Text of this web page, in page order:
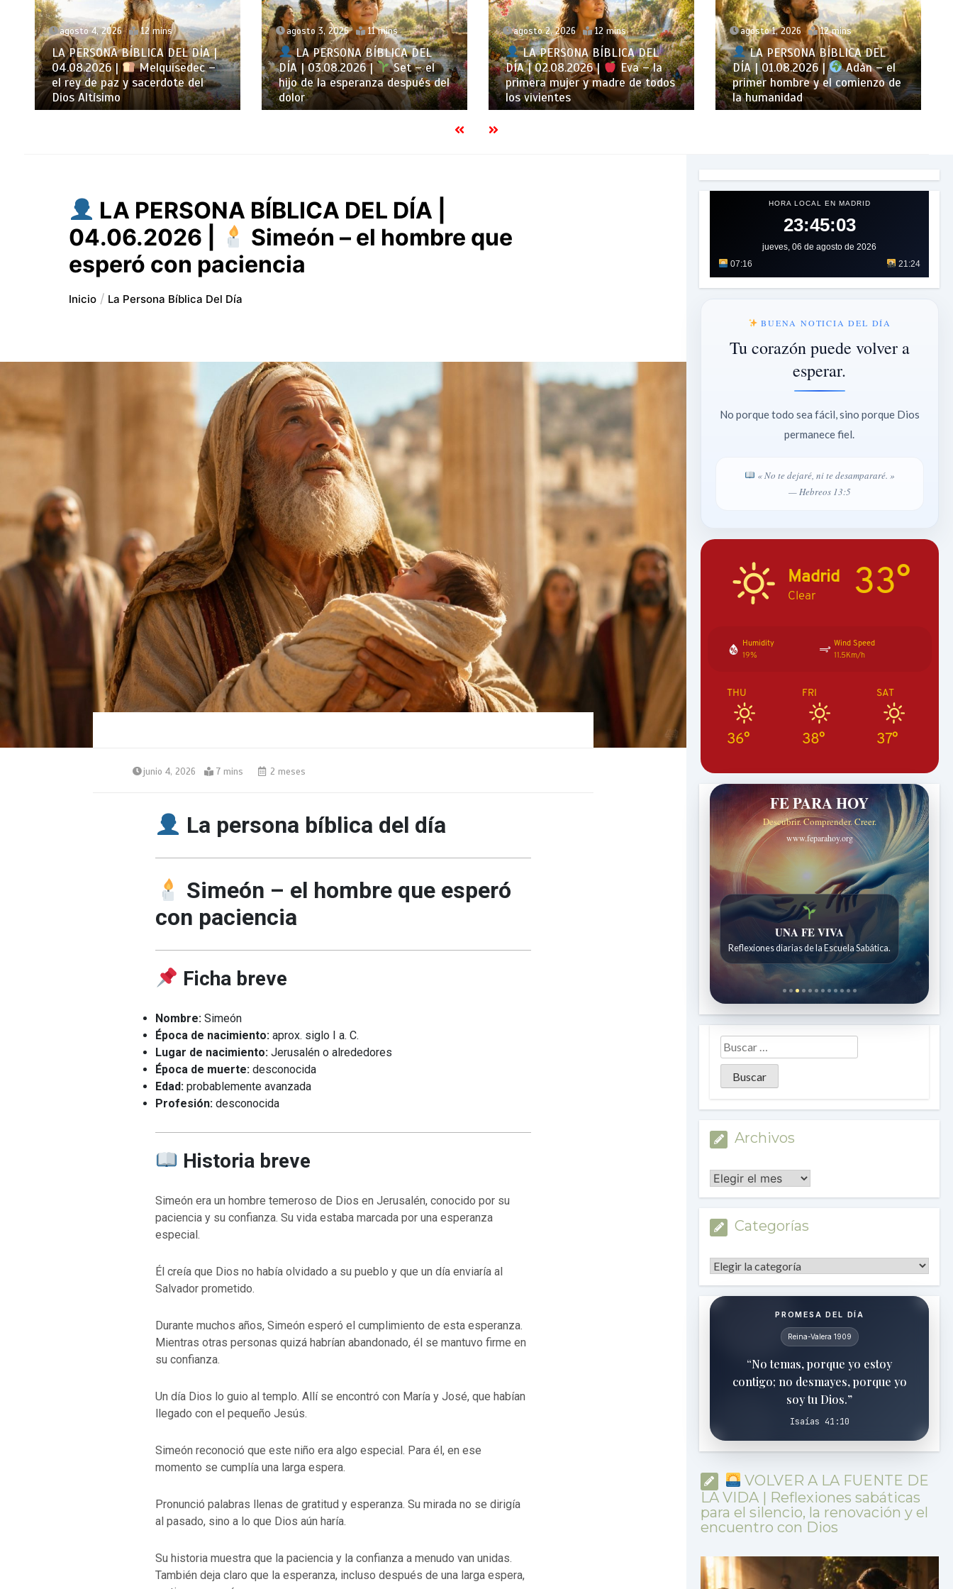
agosto 3, 2026 11 mins
LA PERSONA BÍBLICA DEL
DÍA | 03.08.2026 |
Set – el
hijo de la esperanza después del
dolor
agosto 2, 2026 12 mins
LA PERSONA BÍBLICA DEL
DÍA | 02.08.2026 |
Eva – la
primera mujer y madre de todos
los vivientes
agosto 1, 2026 12 mins
LA PERSONA BÍBLICA DEL
DÍA | 01.08.2026 |
Adán – el
primer hombre y el comienzo de
la humanidad
agosto 6, 2026 12 mins
LA PERSONA BÍBLICA DEL DÍA |
06.08.2026 |
Dina – la hija de
Jacob con una historia dolorosa
LA PERSONA BÍBLICA DEL DÍA |
04.06.2026 |
Simeón – el hombre que
esperó con paciencia
Inicio La Persona Bíblica Del Día
junio 4, 2026 7 mins 2 meses
La persona bíblica del día
Simeón – el hombre que esperó
con paciencia
Ficha breve
Nombre:Simeón
Época de nacimiento:aprox. siglo I a. C.
Lugar de nacimiento:Jerusalén o alrededores
Época de muerte:desconocida
Edad:probablemente avanzada
Profesión:desconocida
Historia breve
Simeón era un hombre temeroso de Dios en Jerusalén, conocido por su
paciencia y su confianza. Su vida estaba marcada por una esperanza
especial.
Él creía que Dios no había olvidado a su pueblo y que un día enviaría al
Salvador prometido.
Durante muchos años, Simeón esperó el cumplimiento de esta esperanza.
Mientras otras personas quizá habrían abandonado, él se mantuvo firme en
su confianza.
Un día Dios lo guio al templo. Allí se encontró con María y José, que habían
llegado con el pequeño Jesús.
Simeón reconoció que este niño era algo especial. Para él, en ese
momento se cumplía una larga espera.
Pronunció palabras llenas de gratitud y esperanza. Su mirada no se dirigía
al pasado, sino a lo que Dios aún haría.
Su historia muestra que la paciencia y la confianza a menudo van unidas.
También deja claro que la esperanza, incluso después de una larga espera,
HORA LOCAL EN MADRID
23:45:05
jueves, 06 de agosto de 2026
07:16
21:24
BUENA NOTICIA DEL DÍA
Tu corazón puede volver a
esperar.
No porque todo sea fácil, sino porque Dios
permanece fiel.
« No te dejaré, ni te desampararé. »
— Hebreos 13:5
Madrid
Clear 33°
Humidity
19%
Wind Speed
11.5Km/h
THU
36°
FRI
38°
SAT
37°
FE PARA HOY
Descubrir. Comprender. Creer.
www.feparahoy.org
UNA FE VIVA
Reflexiones diarias de la Escuela Sabática.
Archivos
Archivos
Categorías
Categorías
PROMESA DEL DÍA
Reina-Valera 1909
“No temas, porque yo estoy
contigo; no desmayes, porque yo
soy tu Dios.”
Isaías 41:10
VOLVER A LA FUENTE DE
LA VIDA | Reflexiones sabáticas
para el silencio, la renovación y el
encuentro con Dios